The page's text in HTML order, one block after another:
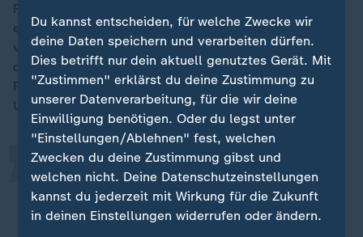
Rechtspopulistische Politiker sehen in dem Skandal
einen Beleg dafür, dass Bemühungen zur Bekämpfung
von Rassismus in der Polizei zu einer Benachteiligung
der weißen Mehrheitsbevölkerung führen.
Rechtspopulist Nigel Farage, Parteichef von Reform
UK, etwa sagt:
Das ist eine Zweiklassen-
Behandlung, und ich bin total
dagegen. Ich fühle kalte Wut.
„
Du kannst entscheiden, für welche Zwecke wir
deine Daten speichern und verarbeiten dürfen.
Dies betrifft nur dein aktuell genutztes Gerät. Mit
"Zustimmen" erklärst du deine Zustimmung zu
unserer Datenverarbeitung, für die wir deine
Einwilligung benötigen. Oder du legst unter
"Einstellungen/Ablehnen" fest, welchen
Zwecken du deine Zustimmung gibst und
welchen nicht. Deine Datenschutzeinstellungen
kannst du jederzeit mit Wirkung für die Zukunft
in deinen Einstellungen widerrufen oder ändern.